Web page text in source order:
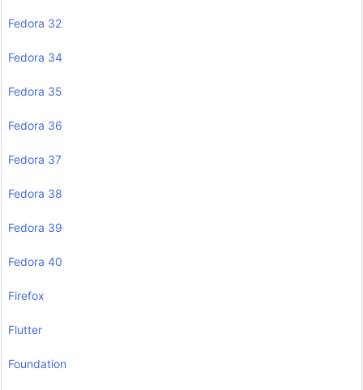
Fedora 32
Fedora 34
Fedora 35
Fedora 36
Fedora 37
Fedora 38
Fedora 39
Fedora 40
Firefox
Flutter
Foundation